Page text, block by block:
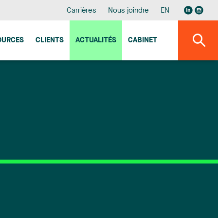
Carrières Nous joindre EN
CLIENTS ACTUALITÉS CABINET